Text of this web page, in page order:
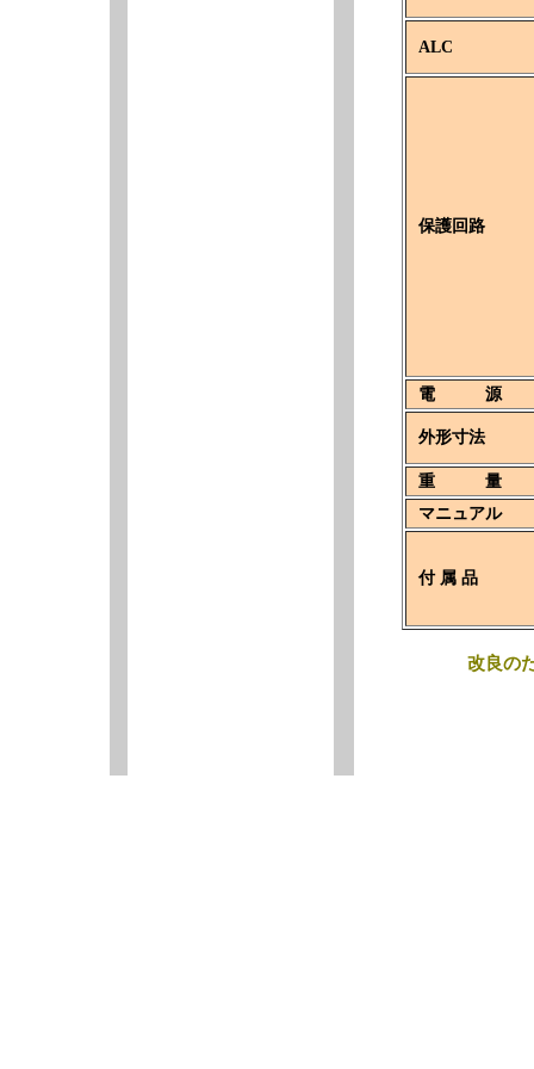
ALC
保護回路
電 源
外形寸法
重 量
マニュアル
付 属 品
改良の